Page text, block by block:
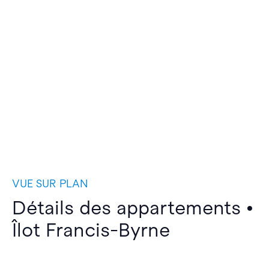
VUE SUR PLAN
Détails des appartements •
Îlot Francis-Byrne